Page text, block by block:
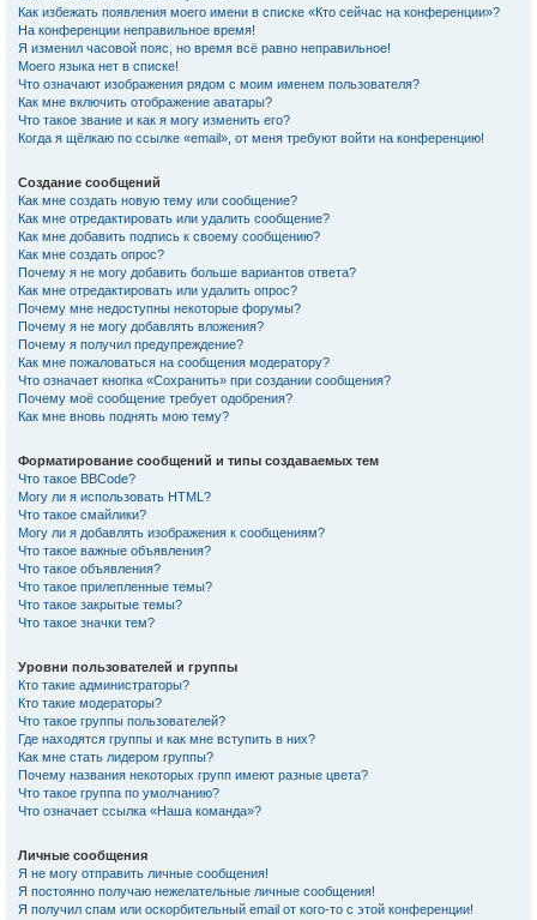
Как избежать появления моего имени в списке «Кто сейчас на конференции»?
На конференции неправильное время!
Я изменил часовой пояс, но время всё равно неправильное!
Моего языка нет в списке!
Что означают изображения рядом с моим именем пользователя?
Как мне включить отображение аватары?
Что такое звание и как я могу изменить его?
Когда я щёлкаю по ссылке «email», от меня требуют войти на конференцию!
Создание сообщений
Как мне создать новую тему или сообщение?
Как мне отредактировать или удалить сообщение?
Как мне добавить подпись к своему сообщению?
Как мне создать опрос?
Почему я не могу добавить больше вариантов ответа?
Как мне отредактировать или удалить опрос?
Почему мне недоступны некоторые форумы?
Почему я не могу добавлять вложения?
Почему я получил предупреждение?
Как мне пожаловаться на сообщения модератору?
Что означает кнопка «Сохранить» при создании сообщения?
Почему моё сообщение требует одобрения?
Как мне вновь поднять мою тему?
Форматирование сообщений и типы создаваемых тем
Что такое BBCode?
Могу ли я использовать HTML?
Что такое смайлики?
Могу ли я добавлять изображения к сообщениям?
Что такое важные объявления?
Что такое объявления?
Что такое прилепленные темы?
Что такое закрытые темы?
Что такое значки тем?
Уровни пользователей и группы
Кто такие администраторы?
Кто такие модераторы?
Что такое группы пользователей?
Где находятся группы и как мне вступить в них?
Как мне стать лидером группы?
Почему названия некоторых групп имеют разные цвета?
Что такое группа по умолчанию?
Что означает ссылка «Наша команда»?
Личные сообщения
Я не могу отправить личные сообщения!
Я постоянно получаю нежелательные личные сообщения!
Я получил спам или оскорбительный email от кого-то с этой конференции!